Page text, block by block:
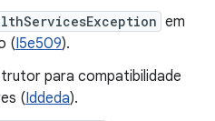
em
(I5e509).
para compatibilidade
(Iddeda).